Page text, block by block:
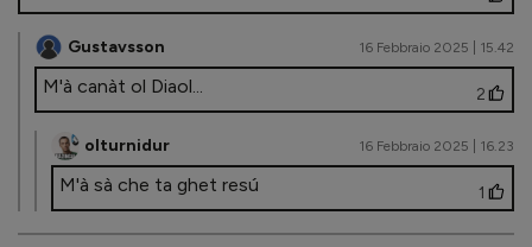
Gustavsson 16 Febbraio 2025 | 15.42
M'à canàt ol Diaol... 2
olturnidur 16 Febbraio 2025 | 16.23
M'à sà che ta ghet resú 1